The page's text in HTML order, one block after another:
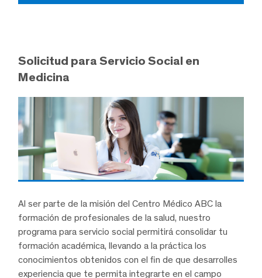
Solicitud para Servicio Social en
Medicina
Al ser parte de la misión del Centro Médico ABC la
formación de profesionales de la salud, nuestro
programa para servicio social permitirá consolidar tu
formación académica, llevando a la práctica los
conocimientos obtenidos con el fin de que desarrolles
experiencia que te permita integrarte en el campo